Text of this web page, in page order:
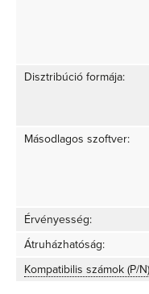
Disztribúció formája:
Másodlagos szoftver:
Érvényesség:
Átruházhatóság:
Kompatibilis számok (P/N)